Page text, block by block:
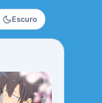
Escuro